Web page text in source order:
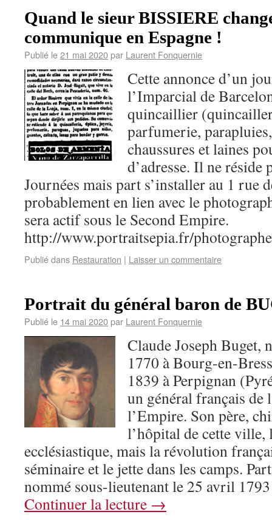
Quand le sieur BISSIERE
communique en Espagne !
Publié le21 mai 2020par Laurent Fonquernie
Cette annonce d’un
l’Imparcial de
quincaillier
parfumerie,
chaussures et laines
d’adresse. Il ne réside
Journées mais part s’installer au 1 rue
probablement en lien avec le
sera actif sous le Second Empire.
http://www.portraitsepia.fr/
Publié dans Restauration | Laisser un commentaire
Portrait du général baron de
Publié le 14 mai 2020par Laurent Fonquernie
Claude Joseph Buget,
1770 à Bourg-en-
1839 à Perpignan
un général français de
l’Empire. Son père,
l’hôpital de cette ville,
ecclésiastique, mais la révolution
séminaire et le jette dans les camps.
nommé sous-lieutenant le 25 avril
Continuer la lecture →